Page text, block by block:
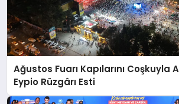
Ağustos Fuarı Kapılarını Coşkuyla
Eypio Rüzgârı Esti